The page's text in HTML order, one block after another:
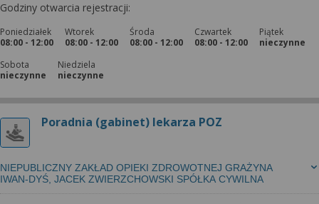
Godziny otwarcia rejestracji:
Poniedziałek
08:00 - 12:00
Wtorek
08:00 - 12:00
Środa
08:00 - 12:00
Czwartek
08:00 - 12:00
Piątek
nieczynne
Sobota
nieczynne
Niedziela
nieczynne
Poradnia (gabinet) lekarza POZ
NIEPUBLICZNY ZAKŁAD OPIEKI ZDROWOTNEJ GRAŻYNA
IWAN-DYŚ, JACEK ZWIERZCHOWSKI SPÓŁKA CYWILNA